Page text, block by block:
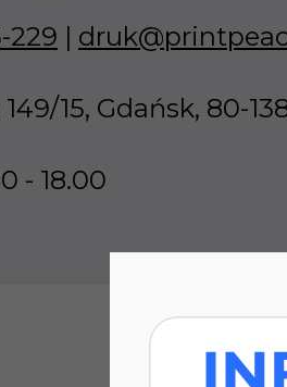
229 |
15, Gdańsk, 80-
- 18.00